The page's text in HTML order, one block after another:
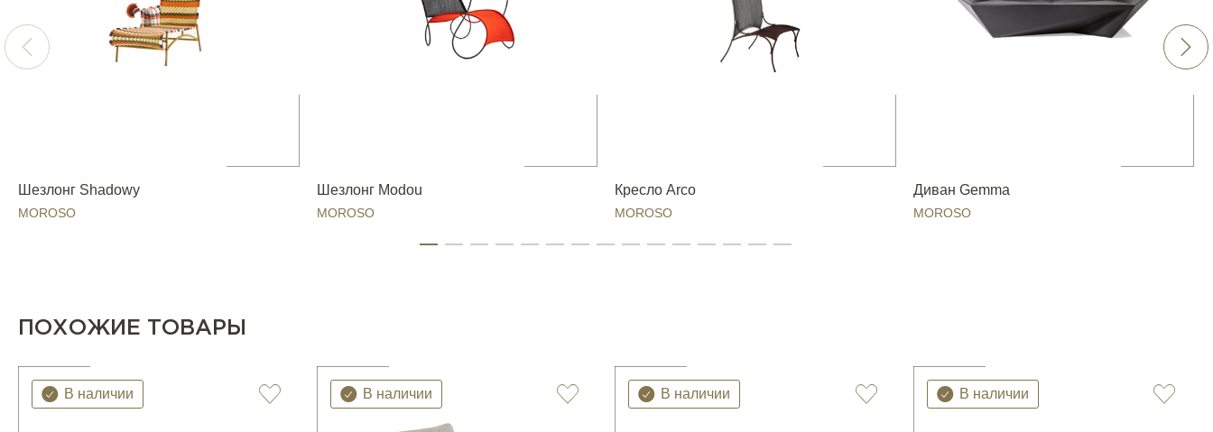
Шезлонг Shadowy
MOROSO
Шезлонг Modou
MOROSO
Кресло Arco
MOROSO
Диван Gemma
MOROSO
ПОХОЖИЕ ТОВАРЫ
В наличии В наличии В наличии В наличии